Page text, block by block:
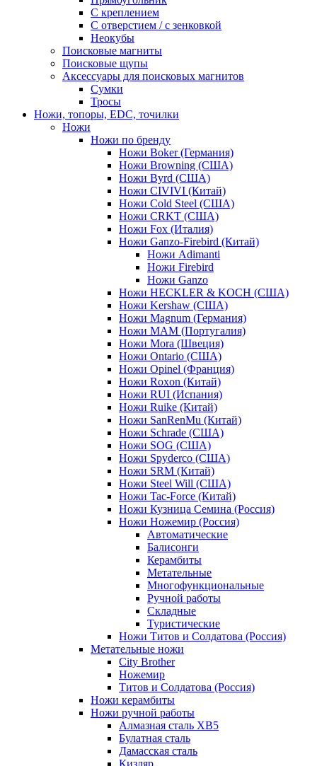
С креплением
С отверстием / с зенковкой
Неокубы
Поисковые магниты
Поисковые щупы
Аксессуары для поисковых магнитов
Сумки
Тросы
Ножи, топоры, EDC, точилки
Ножи
Ножи по бренду
Ножи Boker (Германия)
Ножи Browning (США)
Ножи Byrd (США)
Ножи CIVIVI (Китай)
Ножи Cold Steel (США)
Ножи CRKT (США)
Ножи Fox (Италия)
Ножи Ganzo-Firebird (Китай)
Ножи Adimanti
Ножи Firebird
Ножи Ganzo
Ножи HECKLER & KOCH (США)
Ножи Kershaw (США)
Ножи Magnum (Германия)
Ножи MAM (Португалия)
Ножи Mora (Швеция)
Ножи Ontario (США)
Ножи Opinel (Франция)
Ножи Roxon (Китай)
Ножи RUI (Испания)
Ножи Ruike (Китай)
Ножи SanRenMu (Китай)
Ножи Schrade (США)
Ножи SOG (США)
Ножи Spyderco (США)
Ножи SRM (Китай)
Ножи Steel Will (США)
Ножи Tac-Force (Китай)
Ножи Кузница Семина (Россия)
Ножи Ножемир (Россия)
Автоматические
Балисонги
Керамбиты
Метательные
Многофункциональные
Ручной работы
Складные
Туристические
Ножи Титов и Солдатова (Россия)
Метательные ножи
City Brother
Ножемир
Титов и Солдатова (Россия)
Ножи керамбиты
Ножи ручной работы
Алмазная сталь ХВ5
Булатная сталь
Дамасская сталь
Кизляр